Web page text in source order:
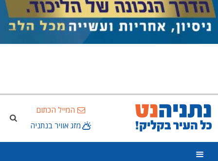
המייל הכתום
מזג אוויר בנתניה